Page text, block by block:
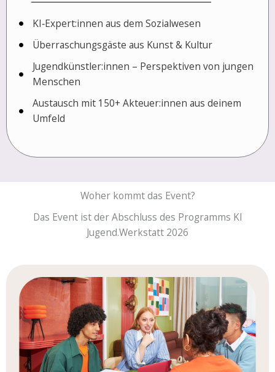
KI‑Expert:innen aus dem Sozialwesen
Überraschungsgäste aus Kunst & Kultur
Jugendkünstler:innen – Perspektiven von jungen
Menschen
Austausch mit 150+ Akteuer:innen aus deinem
Umfeld
Woher kommt das Event?
Das Event ist der Abschluss des Programms KI
Jugend.Werkstatt 2026